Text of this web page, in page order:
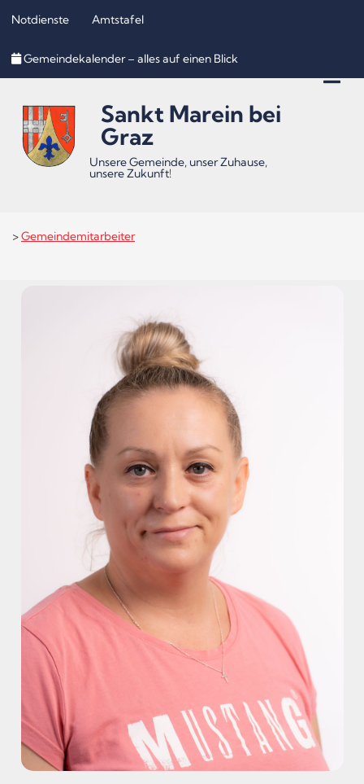
(Accesskey
(Accesskey
2)
(Accesskey
3)
Notdienste Amtstafel
Gemeindekalender – alles auf einen Blick
Sankt Marein bei
Graz
Unsere Gemeinde, unser Zuhause,
unsere Zukunft!
>Gemeindemitarbeiter